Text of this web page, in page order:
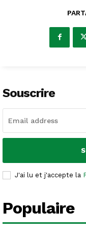
Souscrire
J'ai lu et j'accepte la
Populaire